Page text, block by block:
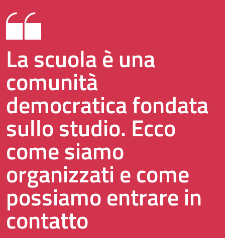
La scuola è una
comunità
democratica fondata
sullo studio. Ecco
come siamo
organizzati e come
possiamo entrare in
contatto